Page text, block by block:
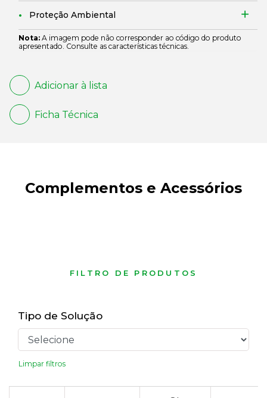
Proteção Ambiental
Nota: A imagem pode não corresponder ao código do produto
apresentado. Consulte as características técnicas.
Adicionar à lista
Ficha Técnica
Complementos e Acessórios
FILTRO DE PRODUTOS
Tipo de Solução
Limpar filtros